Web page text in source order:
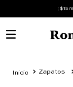
¡$15
Zapatos